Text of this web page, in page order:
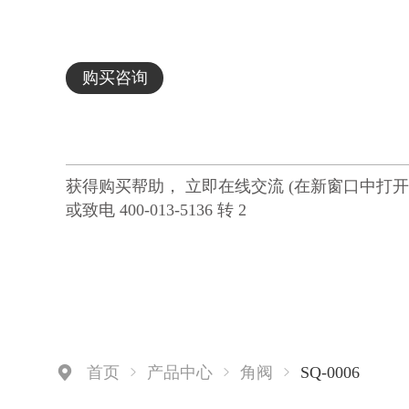
购买咨询
获得购买帮助， 立即在线交流 (在新窗口中打
或致电 400-013-5136 转 2
首页 产品中心 角阀 SQ-0006